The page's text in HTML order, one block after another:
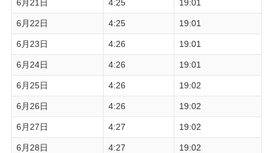
6月21日 4:25 19:01
6月22日 4:25 19:01
6月23日 4:26 19:01
6月24日 4:26 19:01
6月25日 4:26 19:02
6月26日 4:26 19:02
6月27日 4:27 19:02
6月28日 4:27 19:02